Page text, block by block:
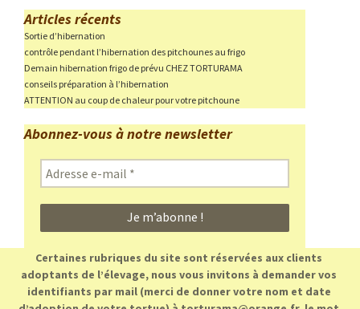
Articles récents
Sortie d’hibernation
contrôle pendant l’hibernation des pitchounes au frigo
Demain hibernation frigo de prévu CHEZ TORTURAMA
conseils préparation à l’hibernation
ATTENTION au coup de chaleur pour votre pitchoune
Abonnez-vous à notre newsletter
Adresse
e-
mail
Certaines rubriques du site sont réservées aux clients
adoptants de l’élevage, nous vous invitons à demander vos
identifiants par mail (merci de donner votre nom et date